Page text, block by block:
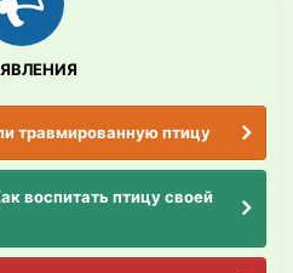
травмированную птицу
воспитать птицу своей